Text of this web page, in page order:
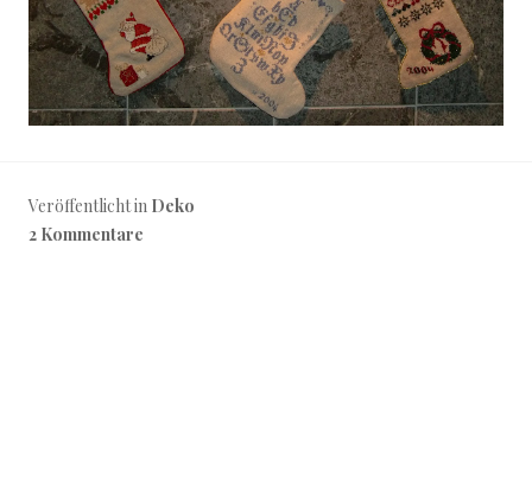
Veröffentlicht in Deko
2 Kommentare